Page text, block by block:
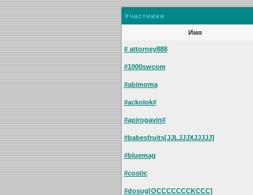
Участники
Имя
# attorney888
#1000swcom
#abimoma
#ackolok#
#apirogavin#
#babesfruits[JJLJJJXJJJJJ]
#bluemag
#costic
#dosug[OCCCCCCCKCCC]